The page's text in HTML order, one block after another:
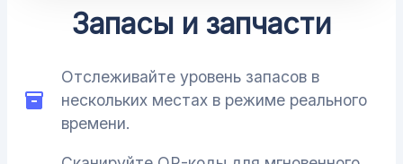
Запасы и запчасти
Отслеживайте уровень запасов в
нескольких местах в режиме реального
времени.